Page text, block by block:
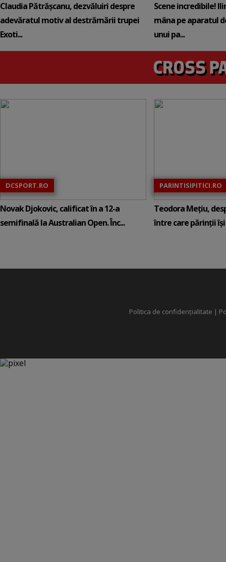
Claudia Pătrășcanu, dezvăluiri despre
adevăratul motiv al destrămării trupei
Exoti...
Scene incredibile!
mâna pe aparatul
unui pa...
DCSPORT.RO
Novak Djokovic, calificat în a 12-a
semifinală la Australian Open. Înc...
PARINTISIPITICI.RO
Teodora Mețiu,
între care părinții își
Politica de confidențialitate |